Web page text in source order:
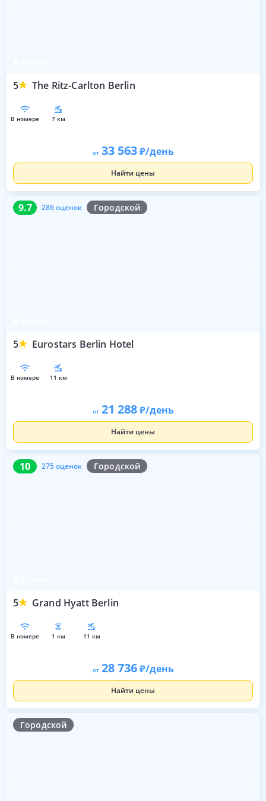
5 The Ritz-Carlton Berlin
в номере 7 км
от 33 563 /день
Найти цены
9.7 286 оценок Городской
5 Eurostars Berlin Hotel
9.7 286 оценок
в номере 11 км
от 21 288 /день
Найти цены
10 275 оценок Городской
5 Grand Hyatt Berlin
10 275 оценок
в номере 1 км 11 км
от 28 736 /день
Найти цены
Городской